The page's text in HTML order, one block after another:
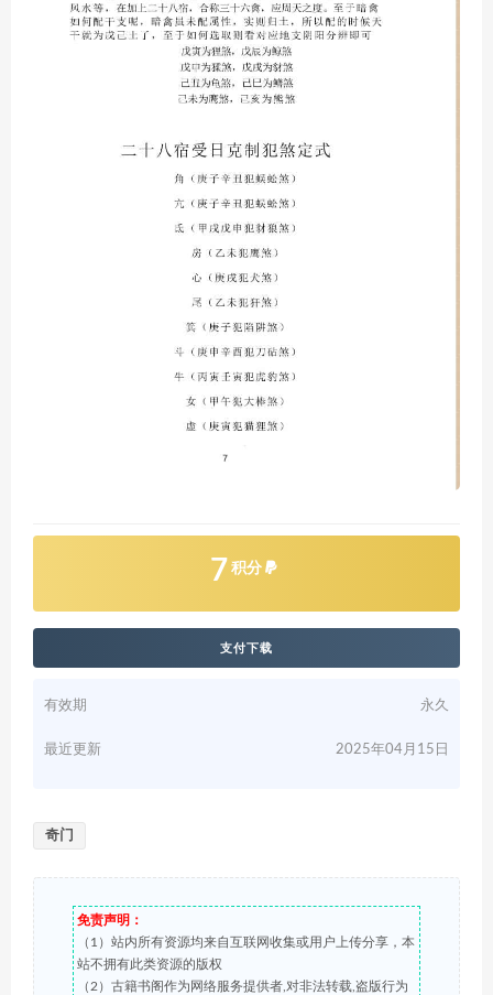
7 积分
支付下载
有效期 永久
最近更新 2025年04月15日
奇门
免责声明：
（1）站内所有资源均来自互联网收集或用户上传分享，本
站不拥有此类资源的版权
（2）古籍书阁作为网络服务提供者,对非法转载,盗版行为